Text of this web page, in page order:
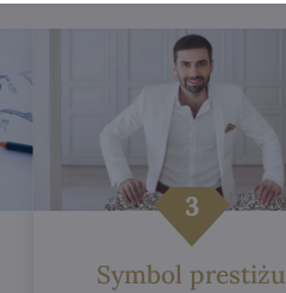
Symbol prestiżu